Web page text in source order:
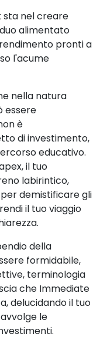
sta nel creare
alimentato
pronti a
l'acume
nella natura
essere
è
di investimento,
educativo.
il tuo
labirintico,
demistificare gli
il tuo viaggio
della
formidabile,
terminologia
che Immediate
delucidando il tuo
le